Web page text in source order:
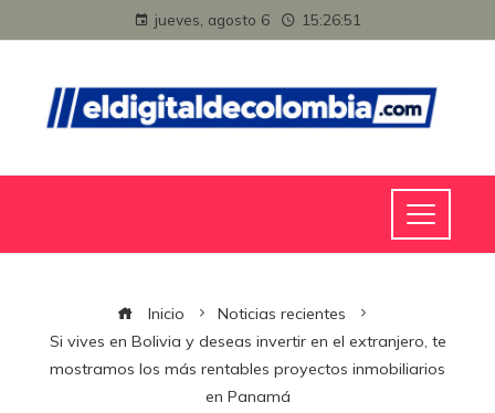
jueves, agosto 6 15:26:51
Inicio
Noticias recientes
Si vives en Bolivia y deseas invertir en el extranjero, te
mostramos los más rentables proyectos inmobiliarios
en Panamá